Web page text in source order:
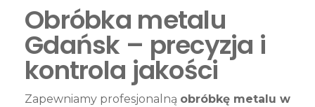
Obróbka metalu
Gdańsk – precyzja i
kontrola jakości
Zapewniamy profesjonalną obróbkę metalu w